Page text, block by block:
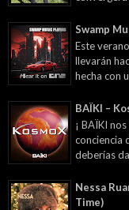
Swamp
Este
llevarán
hecha con
BAÏKI –
¡ BAÏKI
conciencia
deberías
Nessa
Time)